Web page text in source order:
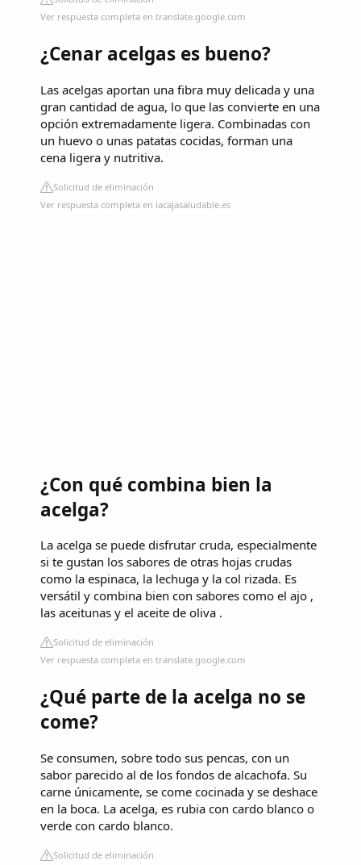
Ver respuesta completa en translate.google.com
¿Cenar acelgas es bueno?
Las acelgas aportan una fibra muy delicada y una
gran cantidad de agua, lo que las convierte en una
opción extremadamente ligera. Combinadas con
un huevo o unas patatas cocidas, forman una
cena ligera y nutritiva.
Solicitud de eliminación
Ver respuesta completa en lacajasaludable.es
¿Con qué combina bien la
acelga?
La acelga se puede disfrutar cruda, especialmente
si te gustan los sabores de otras hojas crudas
como la espinaca, la lechuga y la col rizada. Es
versátil y combina bien con sabores como el ajo ,
las aceitunas y el aceite de oliva .
Solicitud de eliminación
Ver respuesta completa en translate.google.com
¿Qué parte de la acelga no se
come?
Se consumen, sobre todo sus pencas, con un
sabor parecido al de los fondos de alcachofa. Su
carne únicamente, se come cocinada y se deshace
en la boca. La acelga, es rubia con cardo blanco o
verde con cardo blanco.
Solicitud de eliminación